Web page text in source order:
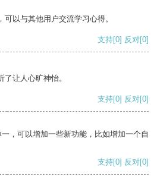
以与其他用户交流学习心得。
支持[0] 反对[0]
让人心旷神怡。
支持[0] 反对[0]
，可以增加一些新功能，比如增加一个自
支持[0] 反对[0]